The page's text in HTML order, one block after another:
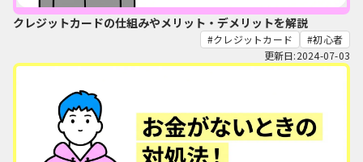
クレジットカードの仕組みやメリット・デメリットを解説
クレジットカード
初心者
更新日:2024-07-03